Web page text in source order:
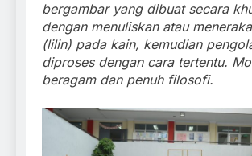
bergambar yang dibuat secara
dengan menuliskan atau
(lilin) pada kain, kemudian
diproses dengan cara tertentu.
beragam dan penuh filosofi.